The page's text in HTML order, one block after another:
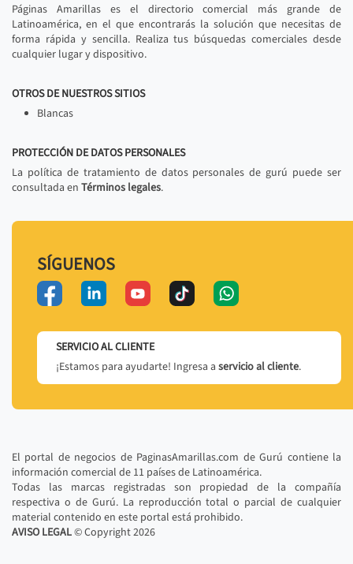
Páginas Amarillas es el directorio comercial más grande de
Latinoamérica, en el que encontrarás la solución que necesitas de
forma rápida y sencilla. Realiza tus búsquedas comerciales desde
cualquier lugar y dispositivo.
OTROS DE NUESTROS SITIOS
Blancas
PROTECCIÓN DE DATOS PERSONALES
La política de tratamiento de datos personales de gurú puede ser
consultada en Términos legales.
SÍGUENOS
SERVICIO AL CLIENTE
¡Estamos para ayudarte! Ingresa a servicio al cliente.
El portal de negocios de PaginasAmarillas.com de Gurú contiene la
información comercial de 11 países de Latinoamérica.
Todas las marcas registradas son propiedad de la compañía
respectiva o de Gurú. La reproducción total o parcial de cualquier
material contenido en este portal está prohibido.
AVISO LEGAL© Copyright2026